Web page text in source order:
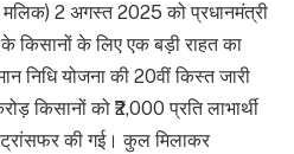
मलिक) 2 अगस्त 2025 को प्रधानमंत्री
किसानों के लिए एक बड़ी राहत का
निधि योजना की 20वीं किस्त जारी
किसानों को ₹2,000 प्रति लाभार्थी
की गई। कुल मिलाकर